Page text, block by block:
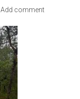
Add comment